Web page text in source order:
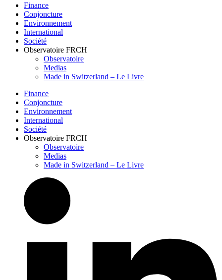
Finance
Conjoncture
Environnement
International
Société
Observatoire FRCH
Observatoire
Medias
Made in Switzerland – Le Livre
Finance
Conjoncture
Environnement
International
Société
Observatoire FRCH
Observatoire
Medias
Made in Switzerland – Le Livre